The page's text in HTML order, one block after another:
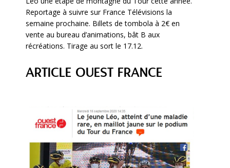
Reportage à suivre sur France Télévisions la
semaine prochaine. Billets de tombola à 2€ en
vente au bureau d’animations, bât B aux
récréations. Tirage au sort le 17.12.
ARTICLE OUEST FRANCE